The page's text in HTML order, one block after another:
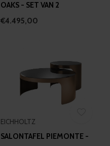
OAKS - SET VAN 2
€4.495,00
EICHHOLTZ
SALONTAFEL PIEMONTE -